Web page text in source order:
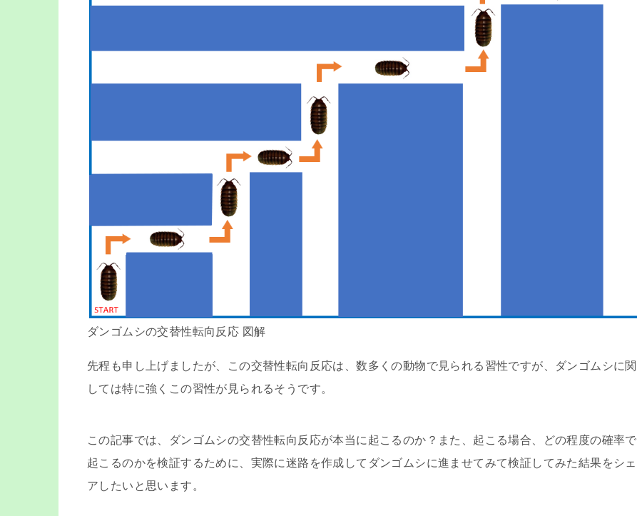
ダンゴムシの交替性転向反応 図解
先程も申し上げましたが、この交替性転向反応は、数多くの動物で見られる習性ですが、ダンゴムシに関
しては特に強くこの習性が見られるそうです。
この記事では、ダンゴムシの交替性転向反応が本当に起こるのか？また、起こる場合、どの程度の確率で
起こるのかを検証するために、実際に迷路を作成してダンゴムシに進ませてみて検証してみた結果をシェ
アしたいと思います。